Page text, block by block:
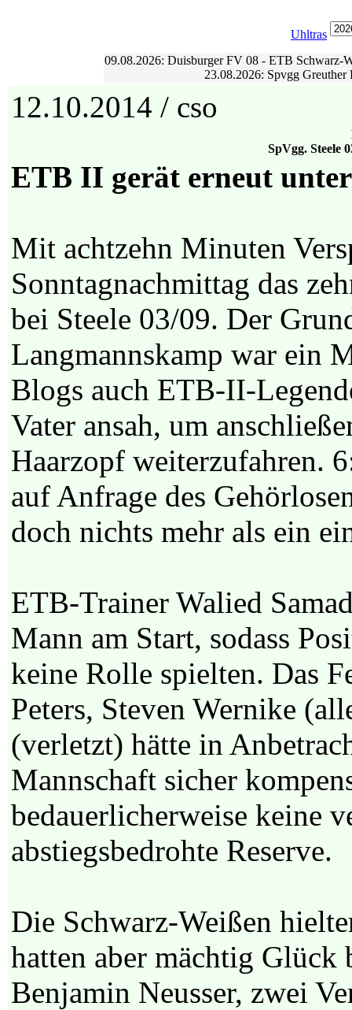
Uhltras
09.08.2026: Duisburger FV 08 - ETB Schwarz-
23.08.2026: Spvgg
12.10.2014 / cso
SpVgg. Steele
ETB II gerät erneut
Mit achtzehn Minuten
Sonntagnachmittag das
bei Steele 03/09. Der
Langmannskamp war ein
Blogs auch ETB-II-
Vater ansah, um
Haarzopf weiterzufahren.
auf Anfrage des
doch nichts mehr als ein
ETB-Trainer Walied
Mann am Start, sodass
keine Rolle spielten. Das
Peters, Steven Wernike
(verletzt) hätte in
Mannschaft sicher
bedauerlicherweise keine
abstiegsbedrohte Reserve.
Die Schwarz-Weißen
hatten aber mächtig
Benjamin Neusser, zwei